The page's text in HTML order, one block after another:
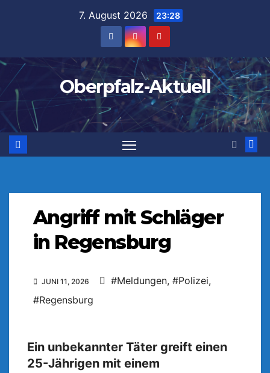
7. August 2026 23:28
Oberpfalz-Aktuell
Angriff mit Schläger
in Regensburg
JUNI 11, 2026 #Meldungen, #Polizei,
#Regensburg
Ein unbekannter Täter greift einen
25-Jährigen mit einem